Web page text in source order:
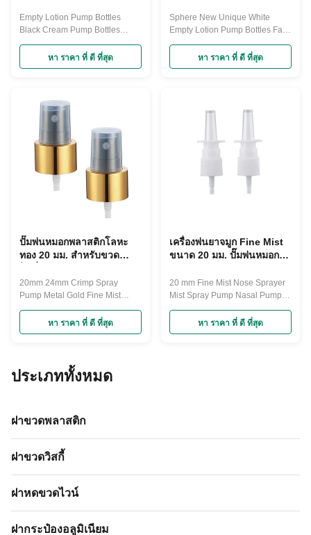
Empty Lotion Pump Bottles
Black Cream Pump Bottles
Natural HDPE Plastic Premium
Lotion Bottle is a great
lightweight, flexible and impact-
resistant, thanks to its high-
quality HDPE body. HDPE
bottles are very ...
หา ราคา ที่ ดี ที่สุด
Sphere New Unique White
Empty Lotion Pump Bottles Face
This fashion travel-size 150ml
Natural HDPE Plastic Square
lightweight, flexible and impact-
หา ราคา ที่ ดี ที่สุด
ปั๊มพ่นหมอกพลาสติกโลหะ
ทอง 20 มม. สำหรับขวด
20mm 24mm Crimp Spray
Pump Metal Gold Fine Mist
Standard 20mm Fine mist Spray
head with clear over cap and
product evenly. Produces a fine
mist spray, perfect for room and
หา ราคา ที่ ดี ที่สุด
เครื่องพ่นยาจมูก Fine Mist
ขนาด 20 มม. ปั๊มพ่นหมอก
Medicine
20 mm Fine Mist Nose Sprayer
Mist Spray Pump Nasal Pump
new design welcome ! Our
Plastic Pump sprayers are
หา ราคา ที่ ดี ที่สุด
ประเภททั้งหมด
ฝาขวดพลาสติก
ฝาขวดวิสกี้
ฝาหดขวดไวน์
ฝากระป๋องอลูมิเนียม